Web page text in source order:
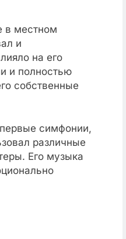
в местном
и
на его
и полностью
собственные
симфонии,
различные
Его музыка